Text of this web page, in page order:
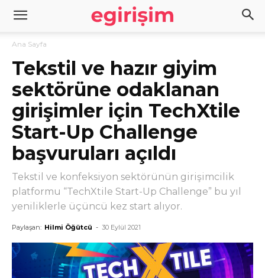
Ana Sayfa
Tekstil ve hazır giyim
sektörüne odaklanan
girişimler için TechXtile
Start-Up Challenge
başvuruları açıldı
Tekstil ve konfeksiyon sektörünün girişimcilik
platformu “TechXtile Start-Up Challenge” bu yıl
yeniliklerle üçüncü kez start alıyor.
Paylaşan: Hilmi Öğütcü - 30 Eylül 2021